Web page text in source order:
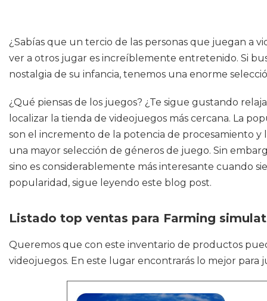
¿Sabías que un tercio de las personas que juegan a
ver a otros jugar es increíblemente entretenido. Si
nostalgia de su infancia, tenemos una enorme
¿Qué piensas de los juegos? ¿Te sigue gustando
localizar la tienda de videojuegos más cercana. La
son el incremento de la potencia de procesamiento y
una mayor selección de géneros de juego. Sin
sino es considerablemente más interesante cuando
popularidad, sigue leyendo este blog post.
Listado top ventas para Farming
Queremos que con este inventario de productos
videojuegos. En este lugar encontrarás lo mejor